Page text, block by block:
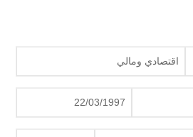
اقتصادي ومالي
22/03/1997